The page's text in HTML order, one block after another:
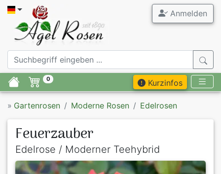
Anmelden
0 Kurzinfos
» Gartenrosen Moderne Rosen Edelrosen
Feuerzauber
Edelrose / Moderner Teehybrid